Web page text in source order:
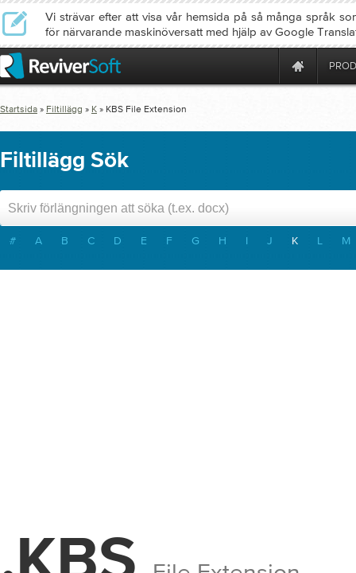
Vi strävar efter att visa vår hemsida på så många språk
för närvarande maskinöversatt med hjälp av Google
Startsida » Filtillägg » K » KBS File Extension
Filtillägg Sök
# A B C D E F G H I J K L M